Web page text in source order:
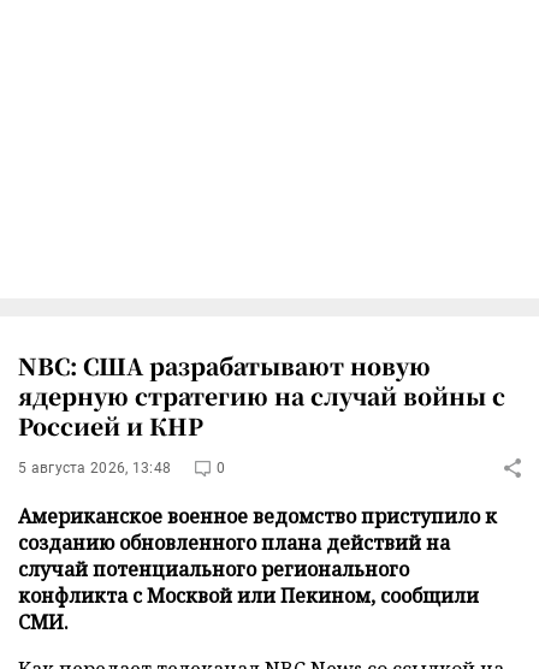
NBC: США разрабатывают новую
ядерную стратегию на случай войны с
Россией и КНР
5 августа 2026, 13:48 0
Американское военное ведомство приступило к
созданию обновленного плана действий на
случай потенциального регионального
конфликта с Москвой или Пекином, сообщили
СМИ.